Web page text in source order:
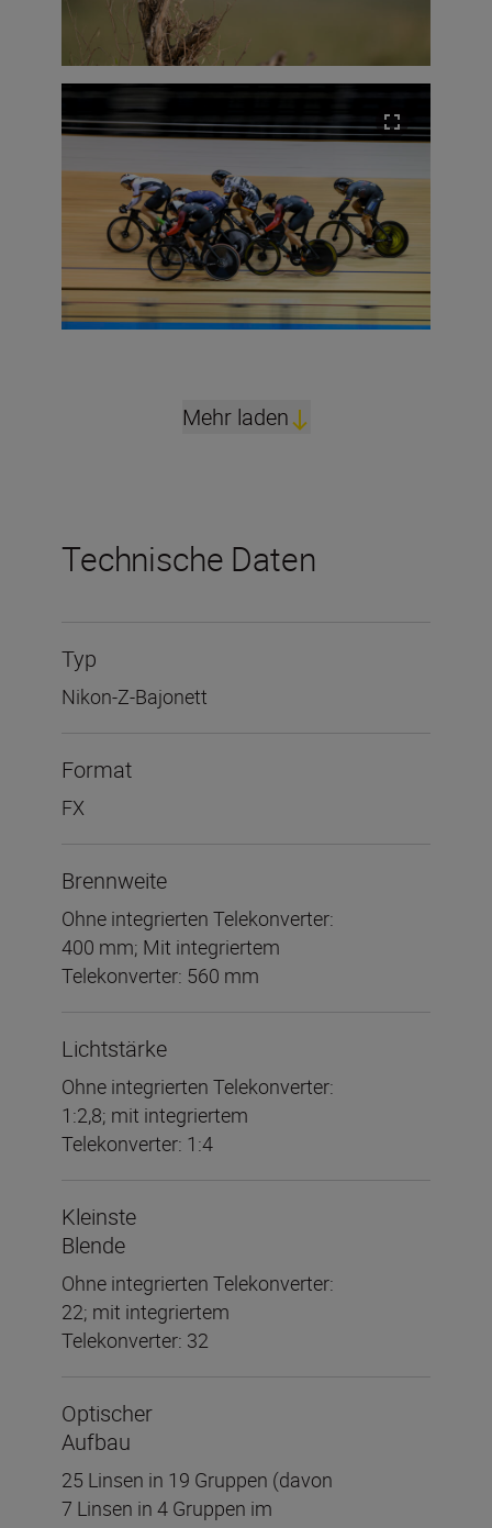
Mehr laden
Technische Daten
Typ
Nikon-Z-Bajonett
Format
FX
Brennweite
Ohne integrierten Telekonverter:
400 mm; Mit integriertem
Telekonverter: 560 mm
Lichtstärke
Ohne integrierten Telekonverter:
1:2,8; mit integriertem
Telekonverter: 1:4
Kleinste
Blende
Ohne integrierten Telekonverter:
22; mit integriertem
Telekonverter: 32
Optischer
Aufbau
25 Linsen in 19 Gruppen (davon
7 Linsen in 4 Gruppen im